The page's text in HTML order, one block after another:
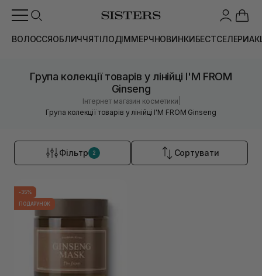
ВОЛОССЯОБЛИЧЧЯТІЛОДІММЕРЧНОВИНКИБЕСТСЕЛЕРИ
Група колекції товарів у лінійці I'M FROM
Ginseng
Інтернет магазин косметики
Група колекції товарів у лінійці I'M FROM Ginseng
Фільтр 2 Сортувати
-35%
ПОДАРУНОК